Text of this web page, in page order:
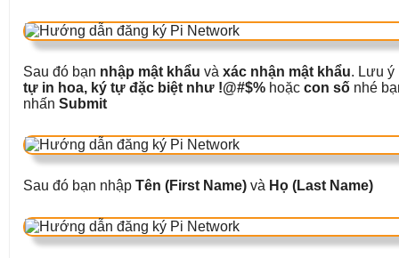
Sau đó bạn nhập mật khẩu và xác nhận mật khẩu. Lưu ý
tự in hoa, ký tự đặc biệt như !@#$% hoặc con số nhé
nhấn Submit
Sau đó bạn nhập Tên (First Name) và Họ (Last Name)